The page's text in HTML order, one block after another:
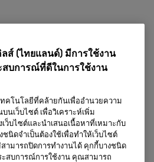
ลส์ (ไทยแลนด์) มีการใช้งาน
สบการณ์ที่ดีในการใช้งาน
ทคโนโลยีที่คล้ายกันเพื่ออำนวยความ
นเว็บไซต์ เพื่อวิเคราะห์เพิ่ม
ว็บไซต์และนำเสนอเนื้อหาที่เหมาะกับ
นิดจำเป็นต้องใช้เพื่อทำให้เว็บไซต์
ามารถปิดการทำงานได้ คุกกี้บางชนิด
ะสบการณ์การใช้งาน คุณสามารถ